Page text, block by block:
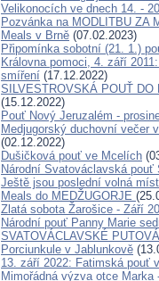
Velikonocích ve dnech 14. -
Pozvánka na MODLITBU ZA
Meals v Brně (07.02.2023)
Připomínka sobotní (21. 1.)
Královna pomoci, 4. září
smíření (17.12.2022)
SILVESTROVSKÁ POUŤ DO
(15.12.2022)
Pouť Nový Jeruzalém -
Medjugorský duchovní večer
(02.12.2022)
Dušičková pouť ve Mcelích
Národní Svatováclavská pouť
Ještě jsou poslední volná
Meals do MEDŽUGORJE
Zlatá sobota Žarošice - Září
Národní pouť Panny Marie
SVATOVÁCLAVSKÉ
Porciunkule v Jablunkově
13. září 2022: Fatimská pouť
Mimořádná výzva otce